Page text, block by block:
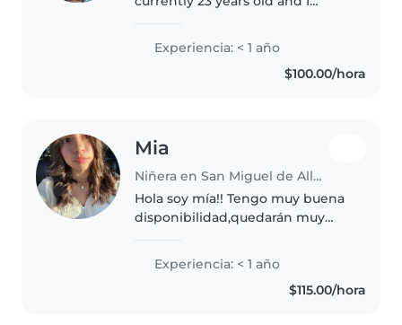
enthusiastic, patient and happy
person. I am a believer that kids
need to discover themselves by
Experiencia: < 1 año
$100.00/hora
Mia
Niñera en San Miguel de Allende
Hola soy mía!! Tengo muy buena
disponibilidad,quedarán muy
gusta mucho cuidar niños
pequeños,me gusta cocinar y
Experiencia: < 1 año
$115.00/hora